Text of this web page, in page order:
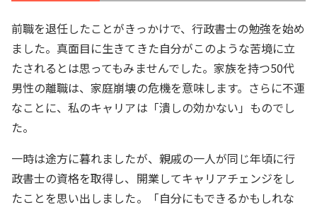
前職を退任したことがきっかけで、行政書士の勉強を始め
ました。真面目に生きてきた自分がこのような苦境に立
たされるとは思ってもみませんでした。家族を持つ50代
男性の離職は、家庭崩壊の危機を意味します。さらに不運
なことに、私のキャリアは「潰しの効かない」ものでし
た。
一時は途方に暮れましたが、親戚の一人が同じ年頃に行
政書士の資格を取得し、開業してキャリアチェンジをし
たことを思い出しました。「自分にもできるかもしれな